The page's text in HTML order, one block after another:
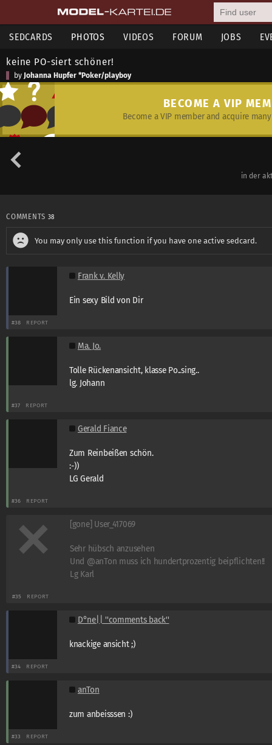
SEDCARDS PHOTOS VIDEOS FORUM JOBS
keine PO-siert schöner!
by Johanna Hupfer *Poker/playboy
BECOME A VIP
Become a VIP member and acquire
in der
COMMENTS 38
You may only use this function if you have one active sedcard.
Frank v. Kelly
Ein sexy Bild von Dir
#38 REPORT
Ma. Jo.
Tolle Rückenansicht, klasse Po..sing..
lg. Johann
#37 REPORT
Gerald Fiance
Zum Reinbeißen schön.
:-))
LG Gerald
#36 REPORT
[gone] User_417069
Sehr hübsch anzusehen
Und @anTon muss ich hundertprozentig beipflichten!!
Lg Karl
#35 REPORT
D°ne|| ''comments back''
knackige ansicht ;)
#34 REPORT
anTon
zum anbeisssen :)
#33 REPORT